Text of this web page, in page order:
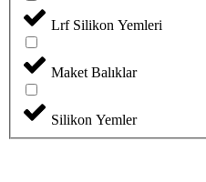
Lrf Silikon Yemleri
Maket Balıklar
Silikon Yemler